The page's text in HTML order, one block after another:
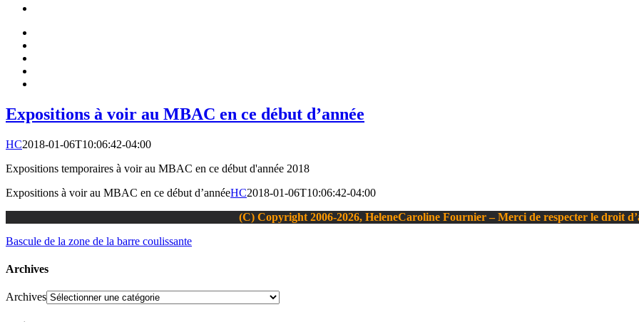
Expositions à voir au MBAC en ce début d’année
HC2018-01-06T10:06:42-04:00
Expositions temporaires à voir au MBAC en ce début d'année 2018
Expositions à voir au MBAC en ce début d’annéeHC2018-01-06T10:06:42-04:00
(C) Copyright 2006-2026, HeleneCaroline Fournier – Merci de respecter le droit
Bascule de la zone de la barre coulissante
Archives
Archives